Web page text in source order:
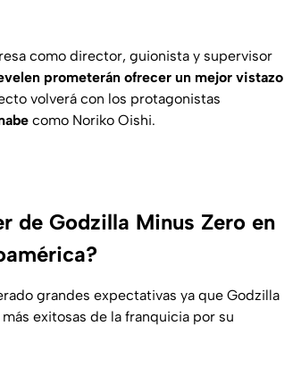
como director, guionista y supervisor
prometerán ofrecer un mejor vistazo
volverá con los protagonistas
como Noriko Oishi.
de Godzilla Minus Zero en
grandes expectativas ya que Godzilla
exitosas de la franquicia por su